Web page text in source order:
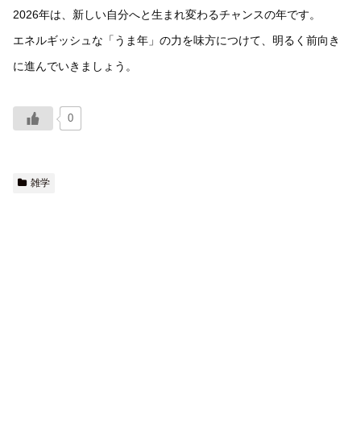
2026年は、新しい自分へと生まれ変わるチャンスの年です。
エネルギッシュな「うま年」の力を味方につけて、明るく前向き
に進んでいきましょう。
0
雑学